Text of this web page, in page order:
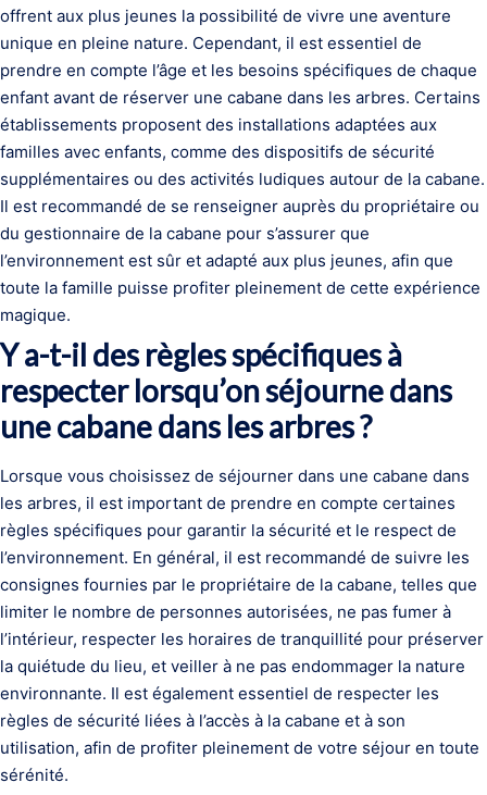
offrent aux plus jeunes la possibilité de vivre une aventure
unique en pleine nature. Cependant, il est essentiel de
prendre en compte l’âge et les besoins spécifiques de chaque
enfant avant de réserver une cabane dans les arbres. Certains
établissements proposent des installations adaptées aux
familles avec enfants, comme des dispositifs de sécurité
supplémentaires ou des activités ludiques autour de la cabane.
Il est recommandé de se renseigner auprès du propriétaire ou
du gestionnaire de la cabane pour s’assurer que
l’environnement est sûr et adapté aux plus jeunes, afin que
toute la famille puisse profiter pleinement de cette expérience
magique.
Y a-t-il des règles spécifiques à
respecter lorsqu’on séjourne dans
une cabane dans les arbres ?
Lorsque vous choisissez de séjourner dans une cabane dans
les arbres, il est important de prendre en compte certaines
règles spécifiques pour garantir la sécurité et le respect de
l’environnement. En général, il est recommandé de suivre les
consignes fournies par le propriétaire de la cabane, telles que
limiter le nombre de personnes autorisées, ne pas fumer à
l’intérieur, respecter les horaires de tranquillité pour préserver
la quiétude du lieu, et veiller à ne pas endommager la nature
environnante. Il est également essentiel de respecter les
règles de sécurité liées à l’accès à la cabane et à son
utilisation, afin de profiter pleinement de votre séjour en toute
sérénité.